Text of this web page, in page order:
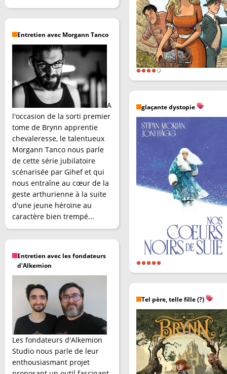
Entretien avec Morgann Tanco
A
l'occasion de la sorti premier
tome de Brynn apprentie
chevaleresse, le talentueux
Morgann Tanco nous parle
de cette série jubilatoire
scénarisée par Gihef et qui
nous entraîne au cœur de la
geste arthurienne à la suite
d'une jeune héroïne au
caractère bien trempé...
Entretien avec les fondateurs
d'Alkemion
Les fondateurs d'Alkemion
Studio nous parle de leur
enthousiasmant projet
glaçante dystopie
Tel père, telle fille (?)